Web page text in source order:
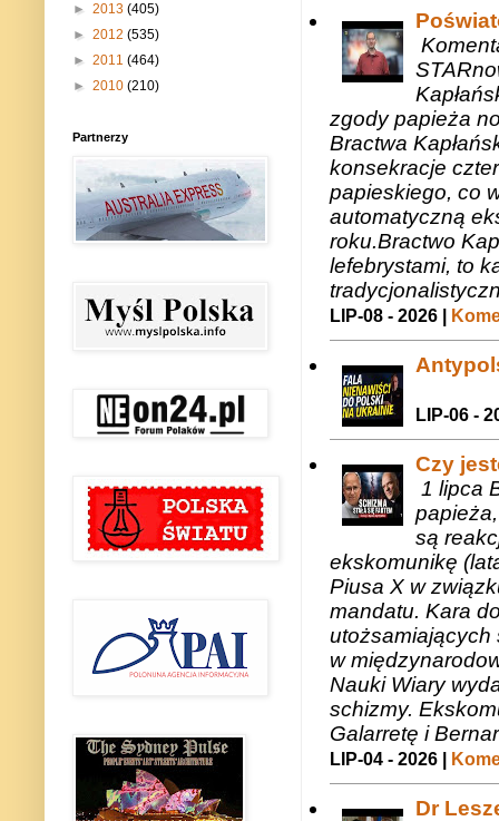
zgody papieża
Bractwa
konsekracje
papieskiego, co
automatyczną
roku.Bractwo
lefebrystami, to
LIP-08 - 2026 |
LIP-06 -
Czy
1 lipca
są
ekskomunikę
Piusa X w
mandatu. Kara
utożsamiających
w
Nauki Wiary
schizmy.
Galarretę i
LIP-04 - 2026 |
Dr
► 2013 (405)
► 2012 (535)
► 2011 (464)
► 2010 (210)
Partnerzy